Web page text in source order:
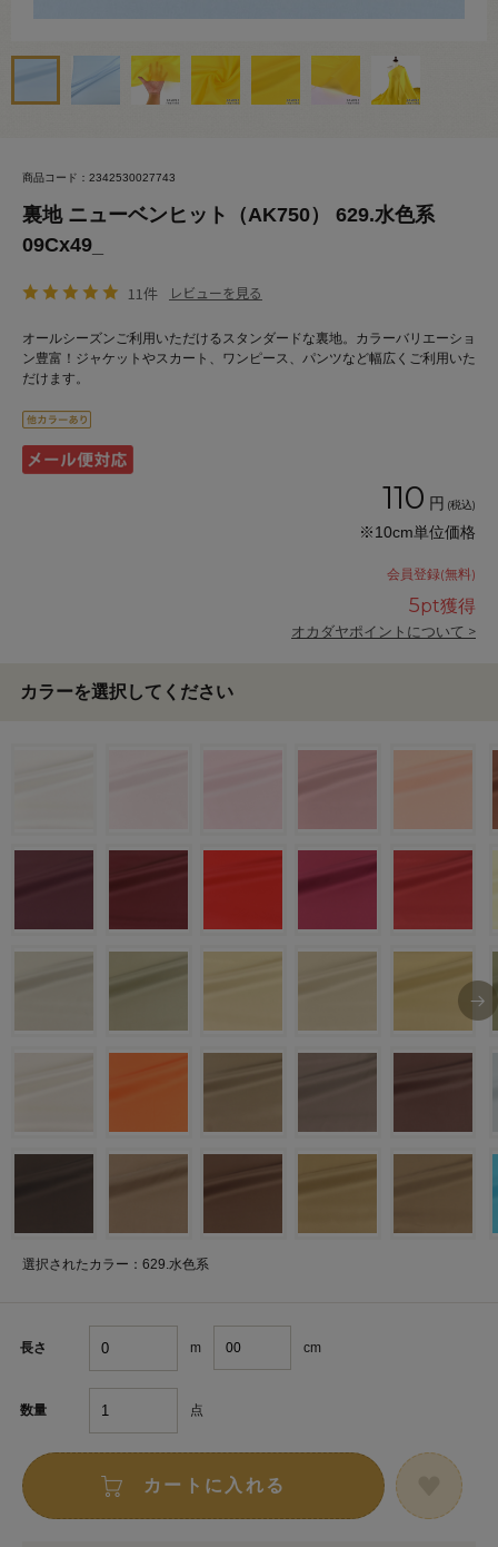
商品コード：2342530027743
裏地 ニューベンヒット（AK750） 629.水色系
09Cx49_
11件 レビューを見る
オールシーズンご利用いただけるスタンダードな裏地。カラーバリエーショ
ン豊富！ジャケットやスカート、ワンピース、パンツなど幅広くご利用いた
だけます。
110 円 (税込)
※10cm単位価格
会員登録(無料)
5pt獲得
オカダヤポイントについて >
カラーを選択してください
選択されたカラー：629.水色系
長さ m cm
数量 点
カートに入れる